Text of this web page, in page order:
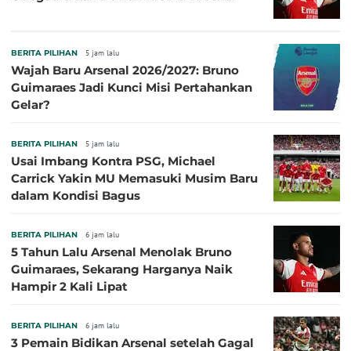
BERITA PILIHAN 5 jam lalu
Wajah Baru Arsenal 2026/2027: Bruno
Guimaraes Jadi Kunci Misi Pertahankan
Gelar?
BERITA PILIHAN 5 jam lalu
Usai Imbang Kontra PSG, Michael
Carrick Yakin MU Memasuki Musim Baru
dalam Kondisi Bagus
BERITA PILIHAN 6 jam lalu
5 Tahun Lalu Arsenal Menolak Bruno
Guimaraes, Sekarang Harganya Naik
Hampir 2 Kali Lipat
BERITA PILIHAN 6 jam lalu
3 Pemain Bidikan Arsenal setelah Gagal